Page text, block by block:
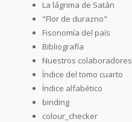
La lágrima de Satán
"Flor de durazno"
Fisonomía del país
Bibliografía
Nuestros colaboradores
Índice del tomo cuarto
Índice alfabético
binding
colour_checker